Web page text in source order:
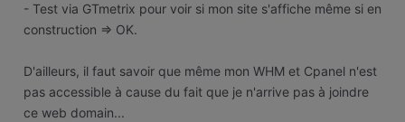
- Test via GTmetrix pour voir si mon site s'affiche même si en
construction => OK.
D'ailleurs, il faut savoir que même mon WHM et Cpanel n'est
pas accessible à cause du fait que je n'arrive pas à joindre
ce web domain...